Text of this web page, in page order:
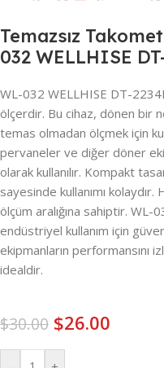
Temazsız
032 WELLHISE
WL-032 WELLHISE DT-
ölçerdir. Bu cihaz, dönen bir
temas olmadan ölçmek için
pervaneler ve diğer döner
olarak kullanılır. Kompakt
sayesinde kullanımı
ölçüm aralığına sahiptir.
endüstriyel kullanım için
ekipmanların performansını
idealdir.
$30.00 $26.00